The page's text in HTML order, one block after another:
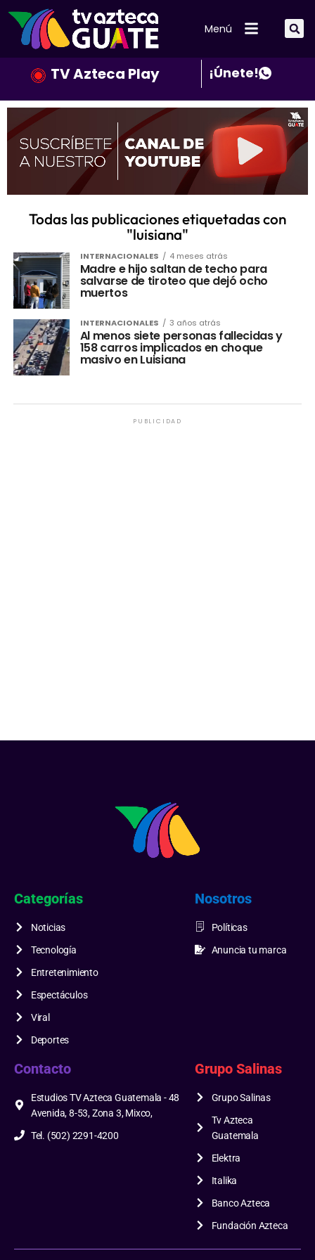
Menú
TV Azteca Play ¡Únete!
Todas las publicaciones etiquetadas con
"luisiana"
INTERNACIONALES 4 meses atrás
Madre e hijo saltan de techo para
salvarse de tiroteo que dejó ocho
muertos
INTERNACIONALES 3 años atrás
Al menos siete personas fallecidas y
158 carros implicados en choque
masivo en Luisiana
PUBLICIDAD
Categorías
Noticias
Tecnología
Entretenimiento
Espectáculos
Viral
Deportes
Nosotros
Políticas
Anuncia tu marca
Contacto
Estudios TV Azteca Guatemala - 48
Avenida, 8-53, Zona 3, Mixco,
Tel. (502) 2291-4200
Grupo Salinas
Grupo Salinas
Tv Azteca
Guatemala
Elektra
Italika
Banco Azteca
Fundación Azteca